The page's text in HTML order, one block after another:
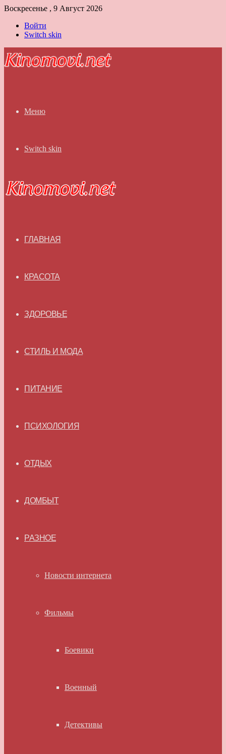
Воскресенье , 9 Август 2026
Войти
Switch skin
Меню
Switch skin
ГЛАВНАЯ
КРАСОТА
ЗДОРОВЬЕ
СТИЛЬ И МОДА
ПИТАНИЕ
ПСИХОЛОГИЯ
ОТДЫХ
ДОМБЫТ
РАЗНОЕ
Новости интернета
Фильмы
Боевики
Военный
Детективы